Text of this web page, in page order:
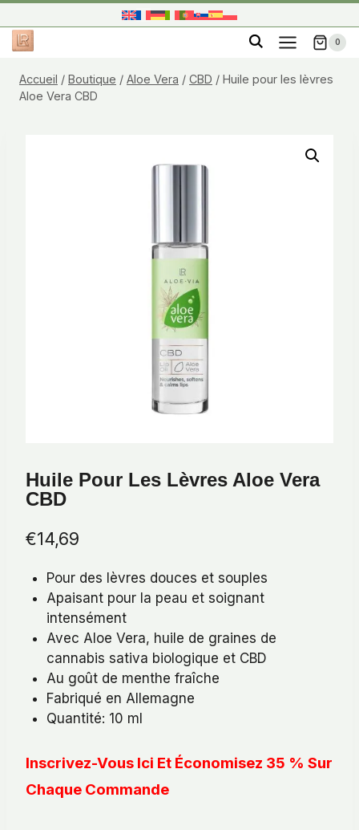
au
contenu
0
Accueil / Boutique / Aloe Vera / CBD / Huile pour les lèvres
Aloe Vera CBD
Huile Pour Les Lèvres Aloe Vera
CBD
€14,69
Pour des lèvres douces et souples
Apaisant pour la peau et soignant
intensément
Avec Aloe Vera, huile de graines de
cannabis sativa biologique et CBD
Au goût de menthe fraîche
Fabriqué en Allemagne
Quantité: 10 ml
Inscrivez-Vous Ici Et Économisez 35 % Sur
Chaque Commande